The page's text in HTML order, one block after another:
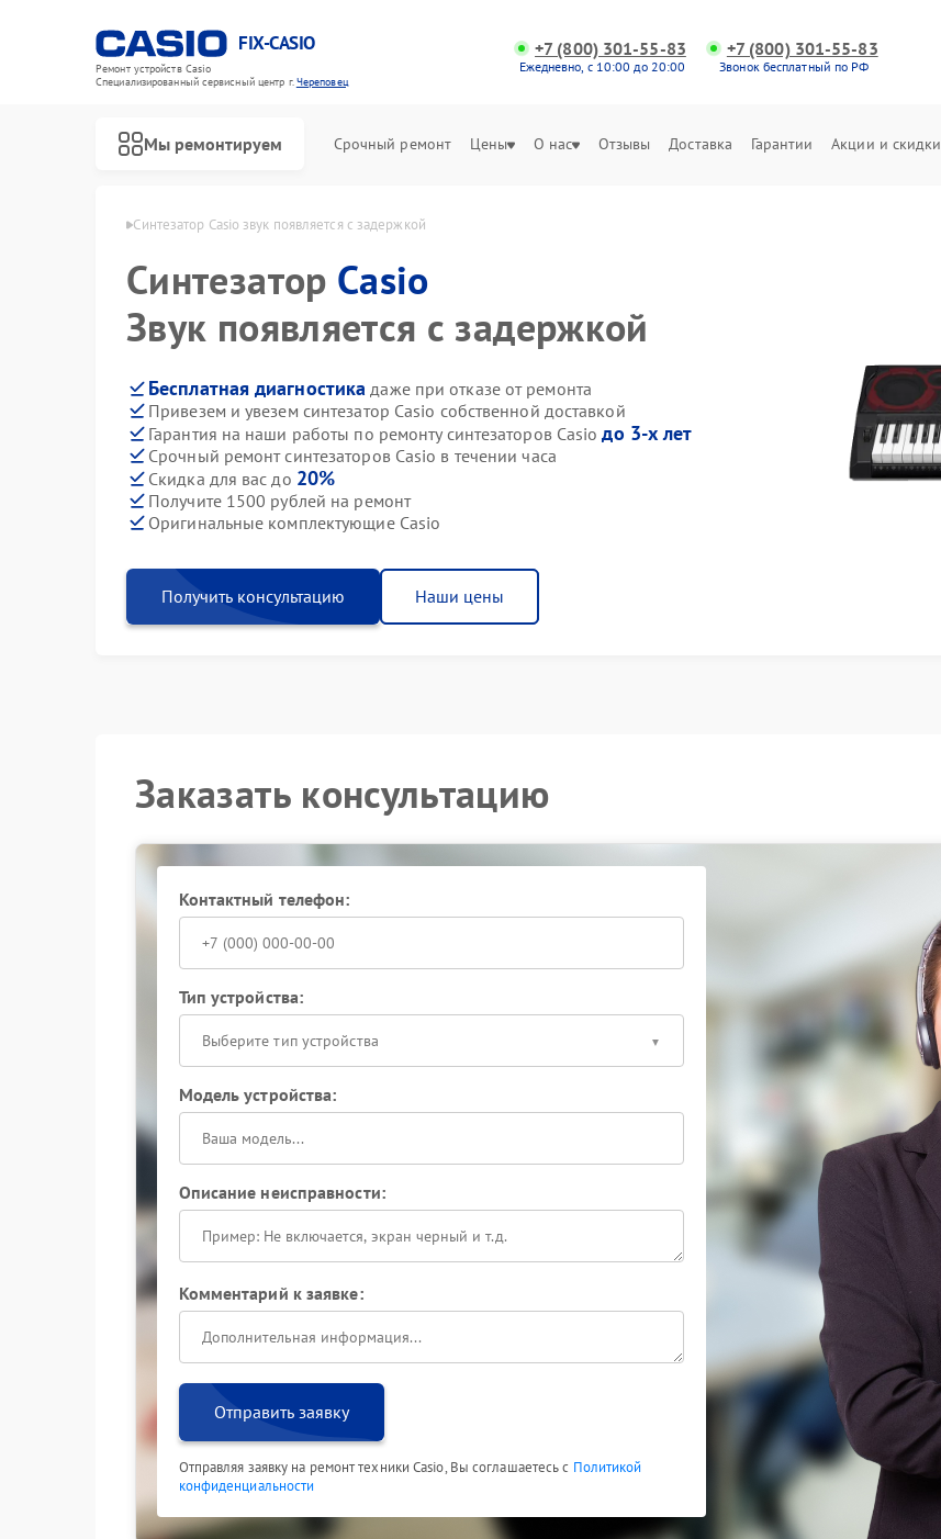
FIX-CASIO
Ремонт устройств Casio
Специализированный cервисный центр г.Череповец
+7 (800) 301-55-83
Ежедневно, с 10:00 до 20:00
+7 (800) 301-55-83
Звонок бесплатный по РФ
Мы ремонтируем Срочный ремонт Цены О нас Отзывы Доставка Гарантии Акции и скидки
Casio в Череповце Синтезатор Casio звук появляется с задержкой
Синтезатор Casio
Звук появляется с задержкой
Бесплатная диагностика даже при отказе от ремонта
Привезем и увезем синтезатор Casio собственной доставкой
Гарантия на наши работы по ремонту синтезаторов Casioдо 3-х лет
Срочный ремонт синтезаторов Casio в течении часа
Скидка для вас до 20%
Получите 1500 рублей на ремонт
Оригинальные комплектующие Casio
Получить консультацию Наши цены
Заказать консультацию
Контактный телефон:
Тип устройства:
Выберите тип устройства
Модель устройства:
Описание неисправности:
Комментарий к заявке:
Отправить заявку
Отправляя заявку на ремонт техники Casio, Вы соглашаетесь с Политикой
конфиденциальности